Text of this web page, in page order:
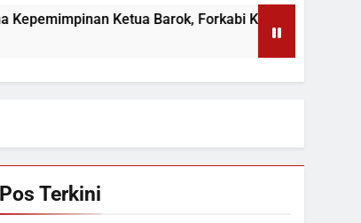
Ketua Barok, Forkabi Kota Depok Semakin
Pos Terkini